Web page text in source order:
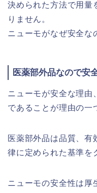
決められた方法で用量
りません。
ニューモがなぜ安全な
医薬部外品なので安
ニューモが安全な理由
であることが理由の一
医薬部外品は品質、有
律に定められた基準を
ニューモの安全性は厚